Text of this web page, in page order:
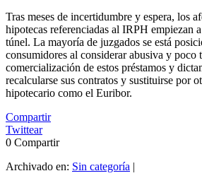
Tras meses de incertidumbre y espera, los
hipotecas referenciadas al IRPH empiezan
túnel. La mayoría de juzgados se está
consumidores al considerar abusiva y poco
comercialización de estos préstamos y
recalcularse sus contratos y sustituirse por
hipotecario como el Euribor.
Compartir
Twittear
0 Compartir
Archivado en: Sin categoría |